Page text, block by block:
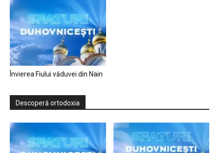
Învierea Fiului văduvei din Nain
Descoperă ortodoxia